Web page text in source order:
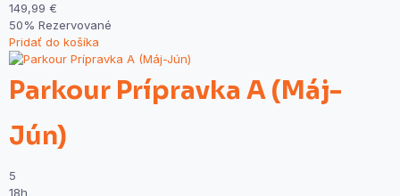
149,99 €
50% Rezervované
Pridať do košíka
Parkour Prípravka A (Máj-
Jún)
5
18h